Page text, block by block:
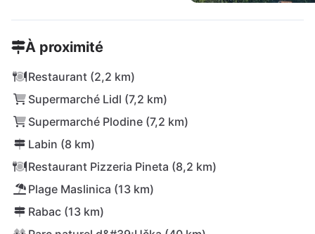
À proximité
Restaurant (2,2 km)
Supermarché Lidl (7,2 km)
Supermarché Plodine (7,2 km)
Labin (8 km)
Restaurant Pizzeria Pineta (8,2 km)
Plage Maslinica (13 km)
Rabac (13 km)